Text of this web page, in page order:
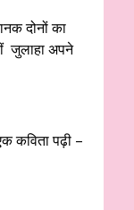
दोनों का
जुलाहा अपने
कविता पढ़ी –